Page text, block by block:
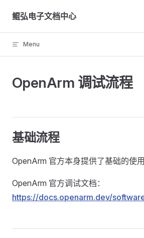
Skip to content
鲲弘电子文档中心
Menu
OpenArm 调试流程
基础流程
OpenArm 官方本身提供了基础的使
OpenArm 官方调试文档：
https://docs.openarm.dev/